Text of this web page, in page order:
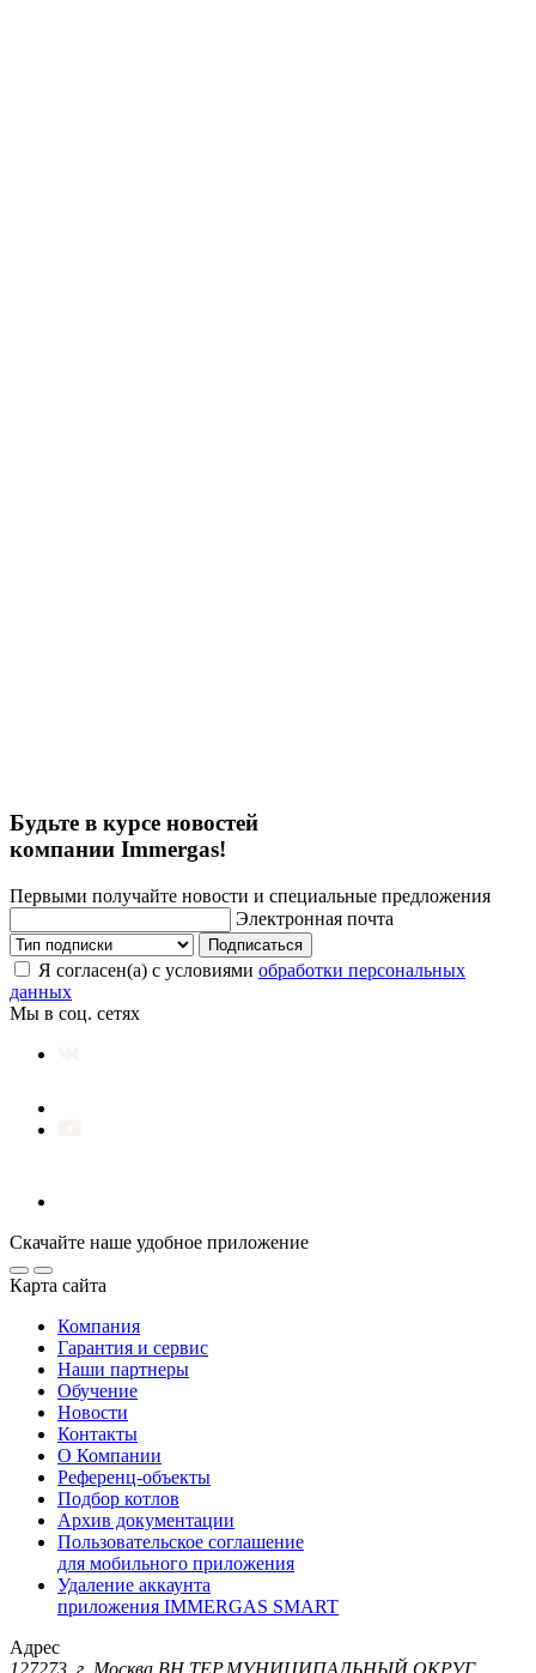
Будьте в курсе новостей
компании Immergas!
Первыми получайте новости и специальные предложения
Электронная почта
Подписаться
Я согласен(а) с условиями обработки персональных
данных
Мы в соц. сетях
Скачайте наше удобное приложение
Карта сайта
Компания
Гарантия и сервис
Наши партнеры
Обучение
Новости
Контакты
О Компании
Референц-объекты
Подбор котлов
Архив документации
Пользовательское соглашение
для мобильного приложения
Удаление аккаунта
приложения IMMERGAS SMART
Адрес
127273, г. Москва ВН.ТЕР.МУНИЦИПАЛЬНЫЙ ОКРУГ